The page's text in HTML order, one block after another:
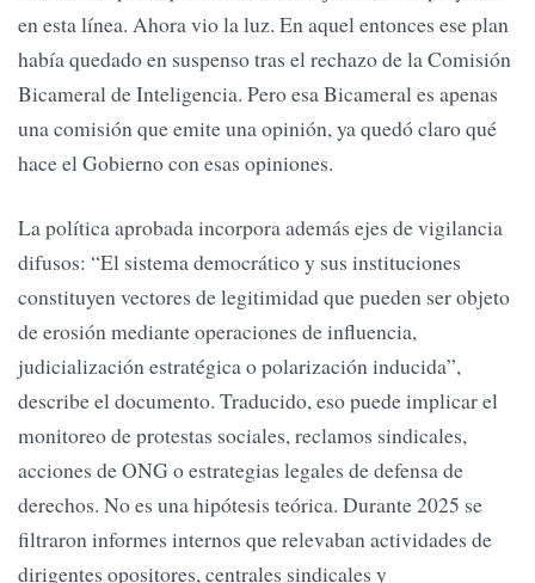
en esta línea. Ahora vio la luz. En aquel entonces ese plan
había quedado en suspenso tras el rechazo de la Comisión
Bicameral de Inteligencia. Pero esa Bicameral es apenas
una comisión que emite una opinión, ya quedó claro qué
hace el Gobierno con esas opiniones.
La política aprobada incorpora además ejes de vigilancia
difusos: “El sistema democrático y sus instituciones
constituyen vectores de legitimidad que pueden ser objeto
de erosión mediante operaciones de influencia,
judicialización estratégica o polarización inducida”,
describe el documento. Traducido, eso puede implicar el
monitoreo de protestas sociales, reclamos sindicales,
acciones de ONG o estrategias legales de defensa de
derechos. No es una hipótesis teórica. Durante 2025 se
filtraron informes internos que relevaban actividades de
dirigentes opositores, centrales sindicales y